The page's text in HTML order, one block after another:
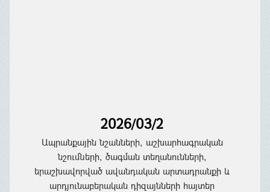
2026/03/2
Ապրանքային նշանների, աշխարհագրական
նշումների, ծագման տեղանունների,
երաշխավորված ավանդական արտադրանքի և
արդյունաբերական դիզայնների հայտեր